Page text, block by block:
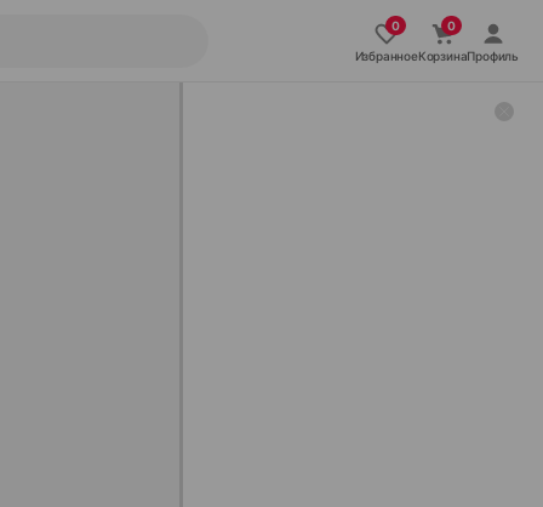
ИзбранноеКорзинаПрофиль